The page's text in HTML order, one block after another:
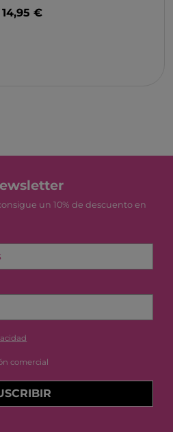
14,95 €
un 10% de descuento en
comercial